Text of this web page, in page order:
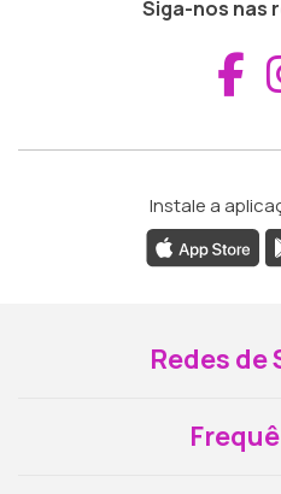
Siga-nos nas
Instale a
Redes